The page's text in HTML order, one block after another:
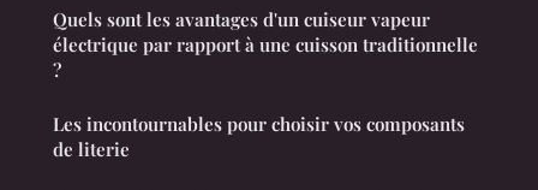
Quels sont les avantages d'un cuiseur vapeur
électrique par rapport à une cuisson traditionnelle
?
Les incontournables pour choisir vos composants
de literie